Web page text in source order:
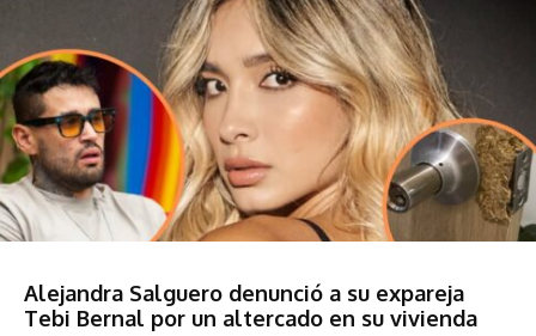
Alejandra Salguero denunció a su expareja
Tebi Bernal por un altercado en su vivienda